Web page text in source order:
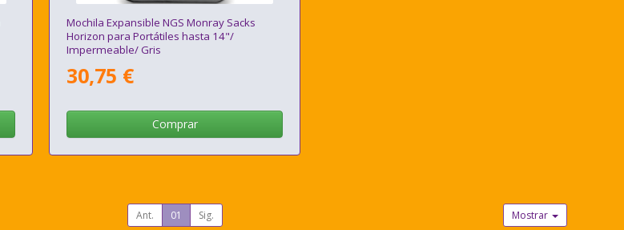
Mochila Expansible NGS Monray Sacks
Horizon para Portátiles hasta 14"/
Impermeable/ Gris
30,75 €
Comprar
Ant. 01 Sig. Mostrar